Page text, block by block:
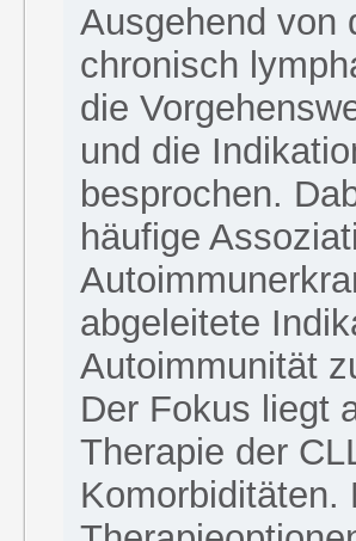
Ausgehend von
chronisch
die
und die
besprochen.
häufige
abgeleitete
Autoimmunität
Der Fokus liegt
Therapie der
Komorbiditäten.